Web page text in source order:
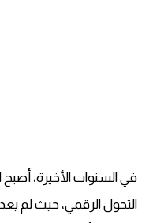
في السنوات الأخيرة،
التحول الرقمي، حيث لم